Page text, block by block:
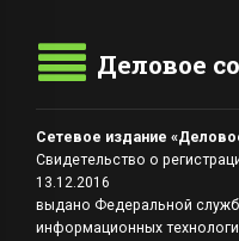
Деловое
Сетевое издание
Свидетельство о
13.12.2016
выдано Федеральной
информационных